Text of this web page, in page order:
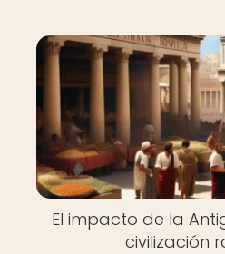
El impacto de la
civilización